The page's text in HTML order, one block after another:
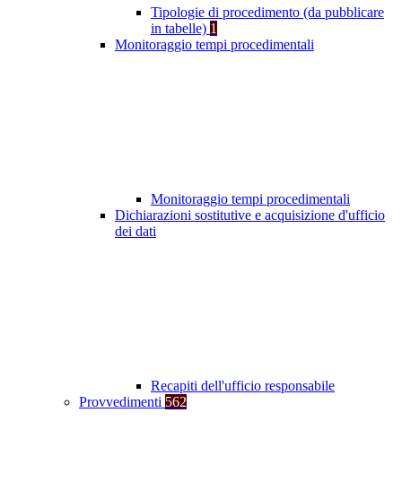
Tipologie di procedimento (da pubblicare
in tabelle) 1
Monitoraggio tempi procedimentali
Monitoraggio tempi procedimentali
Dichiarazioni sostitutive e acquisizione d'ufficio
dei dati
Recapiti dell'ufficio responsabile
Provvedimenti 562